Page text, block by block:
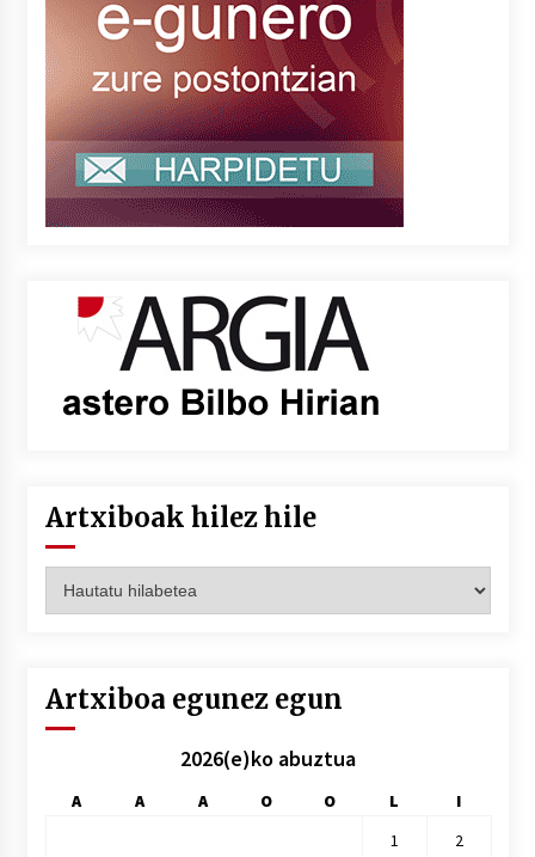
Artxiboak hilez hile
hilez
Artxiboa egunez egun
2026(e)ko abuztua
A A A O O L
I
1
2